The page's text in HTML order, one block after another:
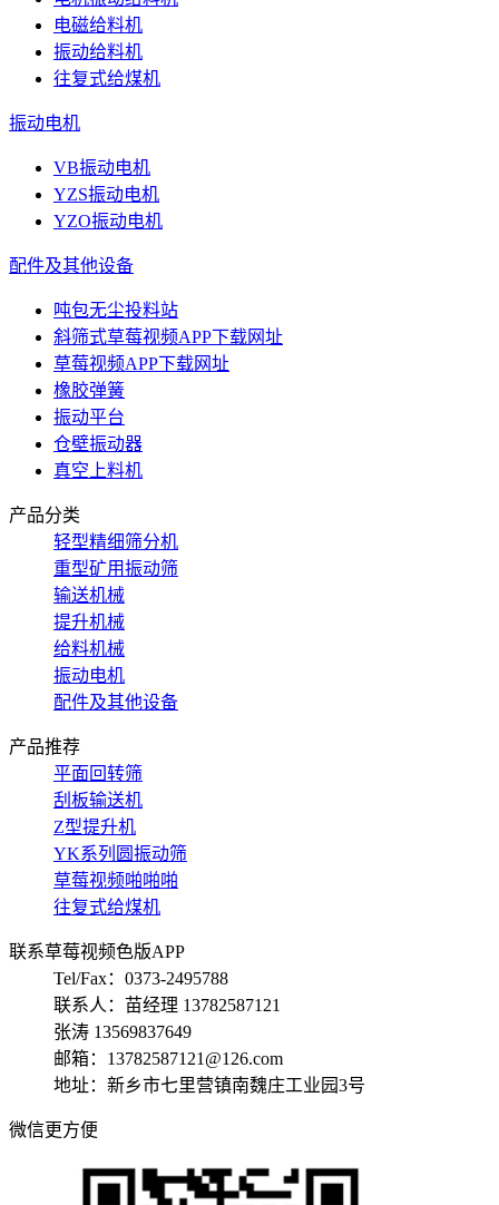
电磁给料机
振动给料机
往复式给煤机
振动电机
VB振动电机
YZS振动电机
YZO振动电机
配件及其他设备
吨包无尘投料站
斜筛式草莓视频APP下载网址
草莓视频APP下载网址
橡胶弹簧
振动平台
仓壁振动器
真空上料机
产品分类
轻型精细筛分机
重型矿用振动筛
输送机械
提升机械
给料机械
振动电机
配件及其他设备
产品推荐
平面回转筛
刮板输送机
Z型提升机
YK系列圆振动筛
草莓视频啪啪啪
往复式给煤机
联系草莓视频色版APP
Tel/Fax：0373-2495788
联系人：苗经理 13782587121
张涛 13569837649
邮箱：13782587121@126.com
地址：新乡市七里营镇南魏庄工业园3号
微信更方便